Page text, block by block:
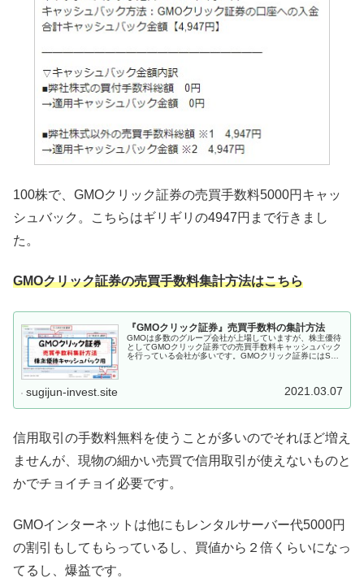
100株で、GMOクリック証券の売買手数料5000円キャッ
シュバック。こちらはギリギリの4947円まで行きまし
た。
GMOクリック証券の売買手数料集計方法はこちら
『GMOクリック証券』売買手数料の集計方法
GMOは多数のグループ会社が上場していますが、株主優待
としてGMOクリック証券での売買手数料キャッシュバック
を行っている会社が多いです。GMOクリック証券にはSBI
sugijun-invest.site 2021.03.07
信用取引の手数料無料を使うことが多いのでそれほど増え
ませんが、現物の細かい売買で信用取引が使えないものと
かでチョイチョイ必要です。
GMOインターネットは他にもレンタルサーバー代5000円
の割引もしてもらっているし、買値から２倍くらいになっ
てるし、爆益です。